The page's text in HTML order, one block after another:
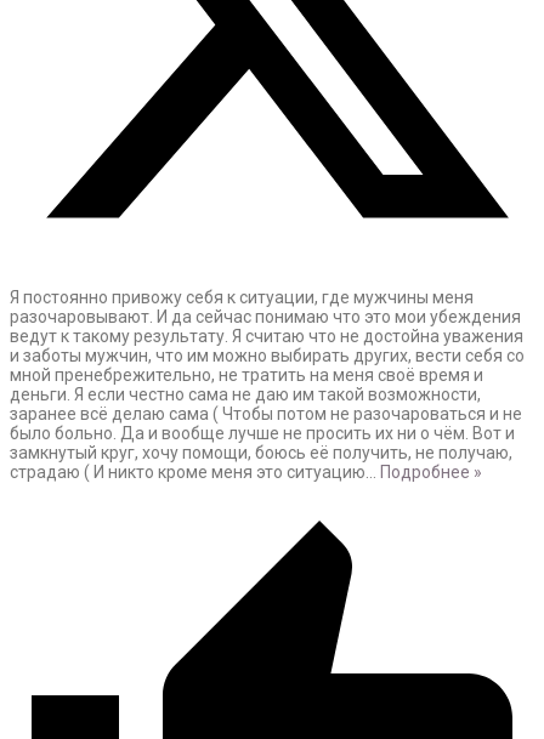
Я постоянно привожу себя к ситуации, где мужчины меня
разочаровывают. И да сейчас понимаю что это мои убеждения
ведут к такому результату. Я считаю что не достойна уважения
и заботы мужчин, что им можно выбирать других, вести себя со
мной пренебрежительно, не тратить на меня своё время и
деньги. Я если честно сама не даю им такой возможности,
заранее всё делаю сама ( Чтобы потом не разочароваться и не
было больно. Да и вообще лучше не просить их ни о чём. Вот и
замкнутый круг, хочу помощи, боюсь её получить, не получаю,
страдаю ( И никто кроме меня это ситуацию… Подробнее »